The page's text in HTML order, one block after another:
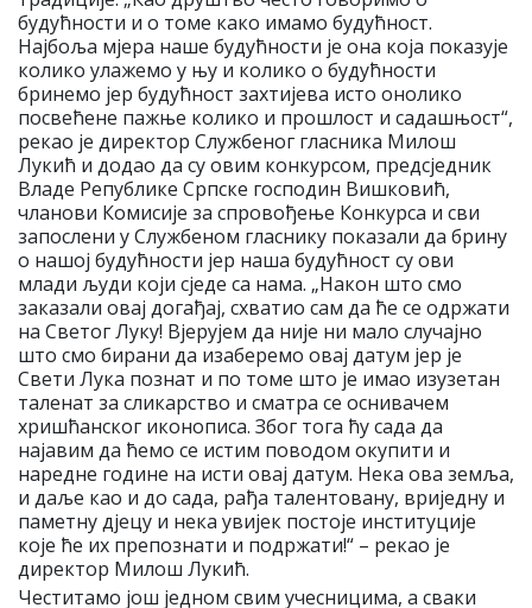
будућности и о томе како имамо будућност.
Најбоља мјера наше будућности је она која показује
колико улажемо у њу и колико о будућности
бринемо јер будућност захтијева исто онолико
посвећене пажње колико и прошлост и садашњост“,
рекао је директор Службеног гласника Милош
Лукић и додао да су овим конкурсом, предсједник
Владе Републике Српске господин Вишковић,
чланови Комисије за спровођење Конкурса и сви
запослени у Службеном гласнику показали да брину
о нашој будућности јер наша будућност су ови
млади људи који сједе са нама. „Након што смо
заказали овај догађај, схватио сам да ће се одржати
на Светог Луку! Вјерујем да није ни мало случајно
што смо бирани да изаберемо овај датум јер је
Свети Лука познат и по томе што је имао изузетан
таленат за сликарство и сматра се оснивачем
хришћанског иконописа. Због тога ћу сада да
најавим да ћемо се истим поводом окупити и
наредне године на исти овај датум. Нека ова земља,
и даље као и до сада, рађа талентовану, вриједну и
паметну дјецу и нека увијек постоје институције
које ће их препознати и подржати!“ – рекао је
директор Милош Лукић.
Честитамо још једном свим учесницима, а сваки